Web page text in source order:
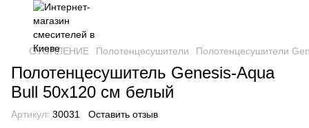
ОТОПЛЕНИЕ Полотенцесушители Полотенцесушители
Полотенцесушитель Genesis-Aqua
Bull 50х120 см белый
Артикул: 30031 Оставить отзыв